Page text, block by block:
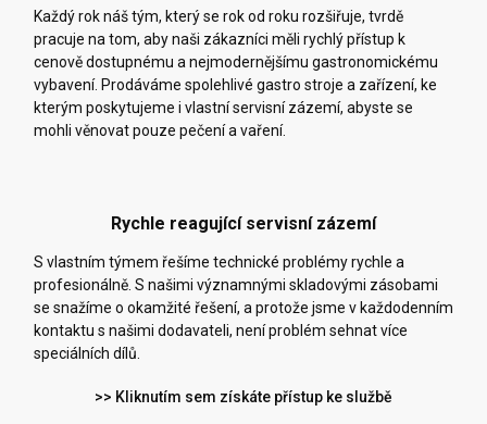
Každý rok náš tým, který se rok od roku rozšiřuje, tvrdě
pracuje na tom, aby naši zákazníci měli rychlý přístup k
cenově dostupnému a nejmodernějšímu gastronomickému
vybavení. Prodáváme spolehlivé gastro stroje a zařízení, ke
kterým poskytujeme i vlastní servisní zázemí, abyste se
mohli věnovat pouze pečení a vaření.
Rychle reagující servisní zázemí
S vlastním týmem řešíme technické problémy rychle a
profesionálně. S našimi významnými skladovými zásobami
se snažíme o okamžité řešení, a protože jsme v každodenním
kontaktu s našimi dodavateli, není problém sehnat více
speciálních dílů.
>> Kliknutím sem získáte přístup ke službě